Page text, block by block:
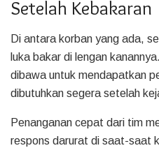
Setelah Kebakaran
Di antara korban yang ada,
luka bakar di lengan
dibawa untuk mendapatkan
dibutuhkan segera setelah
Penanganan cepat dari tim
respons darurat di saat-saat